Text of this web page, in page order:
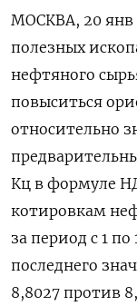
МОСКВА, 20 янв
полезных
нефтяного
повыситься
относительно
Кц в формуле
котировкам
за период с 1
последнего
8,8027 против